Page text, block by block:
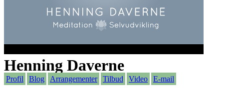
Henning Daverne
Profil Blog Arrangementer Tilbud Video E-mail